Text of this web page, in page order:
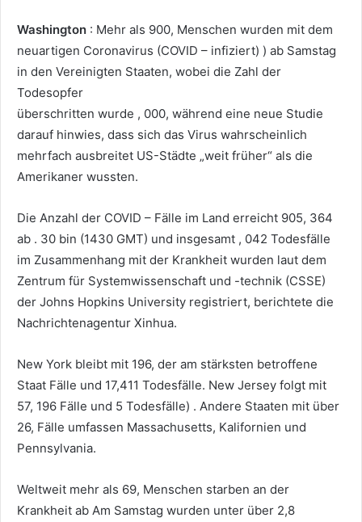
Washington : Mehr als 900, Menschen wurden mit dem
neuartigen Coronavirus (COVID – infiziert) ) ab Samstag
in den Vereinigten Staaten, wobei die Zahl der
Todesopfer
überschritten wurde , 000, während eine neue Studie
darauf hinwies, dass sich das Virus wahrscheinlich
mehrfach ausbreitet US-Städte „weit früher“ als die
Amerikaner wussten.
Die Anzahl der COVID – Fälle im Land erreicht 905, 364
ab . 30 bin (1430 GMT) und insgesamt , 042 Todesfälle
im Zusammenhang mit der Krankheit wurden laut dem
Zentrum für Systemwissenschaft und -technik (CSSE)
der Johns Hopkins University registriert, berichtete die
Nachrichtenagentur Xinhua.
New York bleibt mit 196, der am stärksten betroffene
Staat Fälle und 17,411 Todesfälle. New Jersey folgt mit
57, 196 Fälle und 5 Todesfälle) . Andere Staaten mit über
26, Fälle umfassen Massachusetts, Kalifornien und
Pennsylvania.
Weltweit mehr als 69, Menschen starben an der
Krankheit ab Am Samstag wurden unter über 2,8